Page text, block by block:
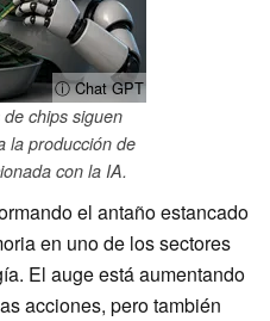
ⓘ Chat GPT
chips siguen
la producción de
con la IA.
el antaño estancado
en uno de los sectores
El auge está aumentando
acciones, pero también